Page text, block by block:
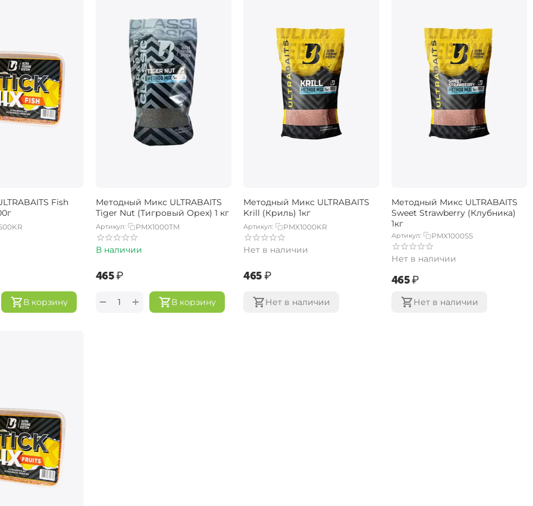
Fish
В корзину
Методный Микс ULTRABAITS
Tiger Nut (Тигровый Орех) 1 кг
Артикул: PMX1000TM
В наличии
‍465‍₽
В корзину
+
−
Методный Микс ULTRABAITS
Krill (Криль) 1кг
Артикул: PMX1000KR
Нет в наличии
‍465‍₽
Нет в наличии
Методный Микс ULTRABAITS
Sweet Strawberry (Клубника)
1кг
Артикул: PMX1000SS
Нет в наличии
‍465‍₽
Нет в наличии